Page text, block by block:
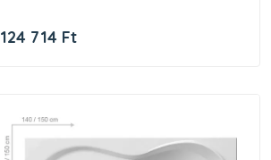
124 714 Ft